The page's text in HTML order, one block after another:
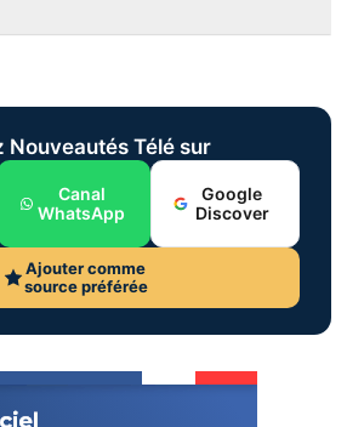
Nouveautés Télé sur
Canal
WhatsApp
Google
Discover
Ajouter comme
source préférée